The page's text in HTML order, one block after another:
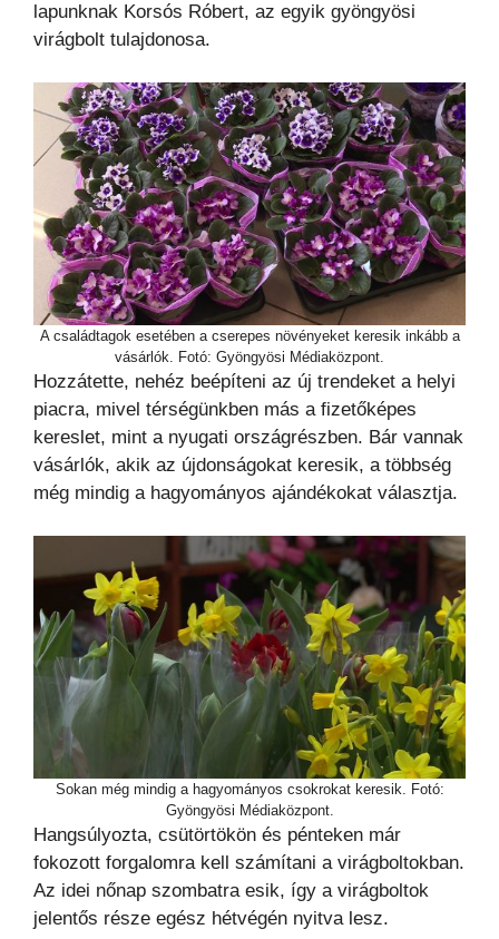
lapunknak Korsós Róbert, az egyik gyöngyösi
virágbolt tulajdonosa.
A családtagok esetében a cserepes növényeket keresik inkább a
vásárlók. Fotó: Gyöngyösi Médiaközpont.
Hozzátette, nehéz beépíteni az új trendeket a helyi
piacra, mivel térségünkben más a fizetőképes
kereslet, mint a nyugati országrészben. Bár vannak
vásárlók, akik az újdonságokat keresik, a többség
még mindig a hagyományos ajándékokat választja.
Sokan még mindig a hagyományos csokrokat keresik. Fotó:
Gyöngyösi Médiaközpont.
Hangsúlyozta, csütörtökön és pénteken már
fokozott forgalomra kell számítani a virágboltokban.
Az idei nőnap szombatra esik, így a virágboltok
jelentős része egész hétvégén nyitva lesz.